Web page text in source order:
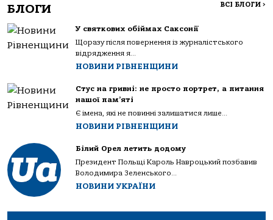
БЛОГИ ВСІ БЛОГИ >
У святкових обіймах Саксонії
Щоразу після повернення із журналістського
відрядження я...
НОВИНИ РІВНЕНЩИНИ
Стус на гривні: не просто портрет, а питання
нашої пам’яті
Є імена, які не повинні залишатися лише...
НОВИНИ РІВНЕНЩИНИ
Білий Орел летить додому
Президент Польщі Кароль Навроцький позбавив
Володимира Зеленського...
НОВИНИ УКРАЇНИ